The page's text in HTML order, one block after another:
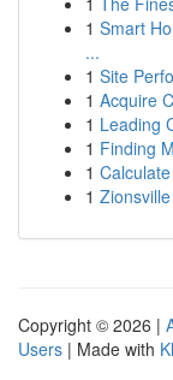
1 Smart
...
1 Site
1 Acquire
1 Leading
1 Finding
1
1
Copyright © 2026 |
Users | Made with